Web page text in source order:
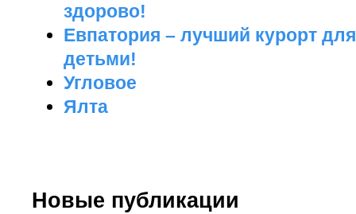
здорово!
Евпатория – лучший курорт
детьми!
Угловое
Ялта
Новые публикации